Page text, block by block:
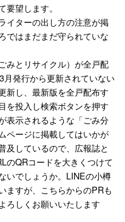
望します。
イターの出し方の注意が掲
ではまだまだ守られていな
みとリサイクル）が全戸配
発行から更新されていない
新し、最新版を全戸配布す
を投入し検索ボタンを押す
表示されるような「ごみ分
ページに掲載してはいかが
及しているので、広報誌と
のQRコードを大きくつけて
いでしょうか。LINEの小樽
ますが、こちらからのPRも
ろしくお願いいたします